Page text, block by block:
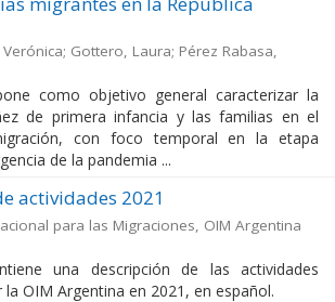
Gottero, Laura; Pérez Rabasa,
como objetivo general caracterizar la
de primera infancia y las familias en el
con foco temporal en la etapa
de la pandemia ...
actividades 2021
para las Migraciones, OIM Argentina
una descripción de las actividades
OIM Argentina en 2021, en español.